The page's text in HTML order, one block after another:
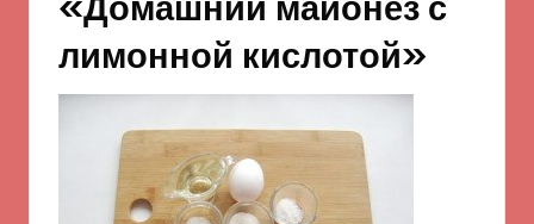
лимонной кислотой»